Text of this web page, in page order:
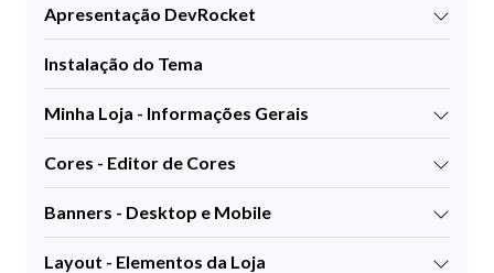
Apresentação DevRocket
Instalação do Tema
Minha Loja - Informações Gerais
Cores - Editor de Cores
Banners - Desktop e Mobile
Layout - Elementos da Loja